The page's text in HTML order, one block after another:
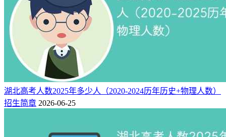
湖北高考人数2025年多少人（2020-2024历年历史+物理人数）
招生简章 2026-06-25